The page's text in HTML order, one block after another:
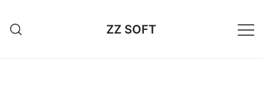
treści
ZZ SOFT